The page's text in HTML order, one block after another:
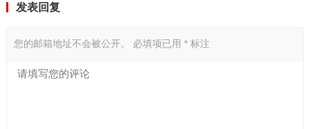
发表回复
您的邮箱地址不会被公开。 必填项已用 *标注